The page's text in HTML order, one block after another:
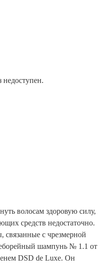
недоступен.
волосам здоровую силу,
средств недостаточно.
с чрезмерной
шампунь № 1.1 от
DSD de Luxe. Он